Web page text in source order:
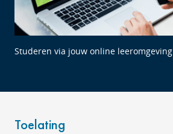
Studeren via jouw online leeromgeving
Toelating